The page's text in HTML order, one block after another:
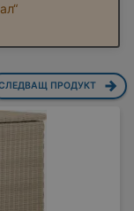
ПРОДУКТ